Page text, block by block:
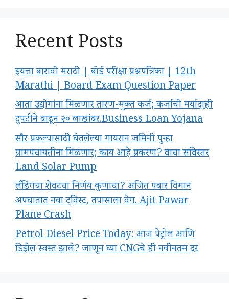
Recent Posts
इयत्ता बारावी मराठी | बोर्ड परीक्षा प्रश्नपत्रिका | 12th
Marathi | Board Exam Question Paper
आता उद्योगांना मिळणार तारण-मुक्त कर्ज; कर्जाची मर्यादाही
दुपटीने वाढून २० लाखांवर.Business Loan Yojana
सौर प्रकल्पासाठी घेतलेल्या गायरान जमिनी पुन्हा
ग्रामपंचायतीना मिळणार; काय आहे प्रकरण? वाचा सविस्तर
Land Solar Pump
लँडिंगचा शेवटचा निर्णय कुणाचा? अजित पवार विमान
अपघातात नवा ट्विस्ट, तपासाला वेग. Ajit Pawar
Plane Crash
Petrol Diesel Price Today: आज पेट्रोल आणि
डिझेल स्वस्त झाले? जाणून घ्या CNGचे ही नवीनतम दर